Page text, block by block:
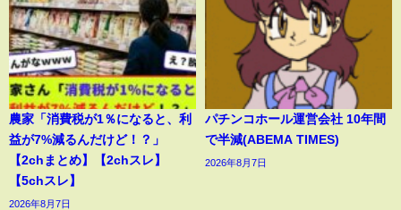
農家「消費税が1％になると、利
益が7%減るんだけど！？」
【2chまとめ】【2chスレ】
【5chスレ】
2026年8月7日
パチンコホール運営会社 10年間
で半減(ABEMA TIMES)
2026年8月7日